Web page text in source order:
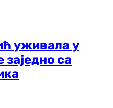
уживала у
заједно са